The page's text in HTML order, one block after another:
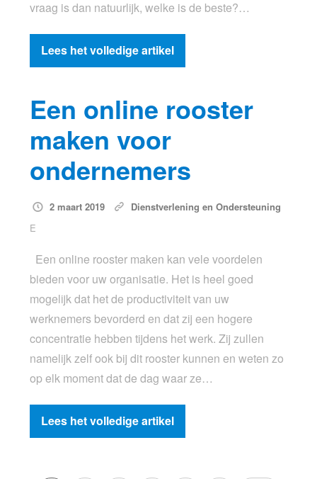
vraag is dan natuurlijk, welke is de beste?…
Lees het volledige artikel
Een online rooster
maken voor
ondernemers
2 maart 2019
Dienstverlening en Ondersteuning
E
Een online rooster maken kan vele voordelen
bieden voor uw organisatie. Het is heel goed
mogelijk dat het de productiviteit van uw
werknemers bevorderd en dat zij een hogere
concentratie hebben tijdens het werk. Zij zullen
namelijk zelf ook bij dit rooster kunnen en weten zo
op elk moment dat de dag waar ze…
Lees het volledige artikel